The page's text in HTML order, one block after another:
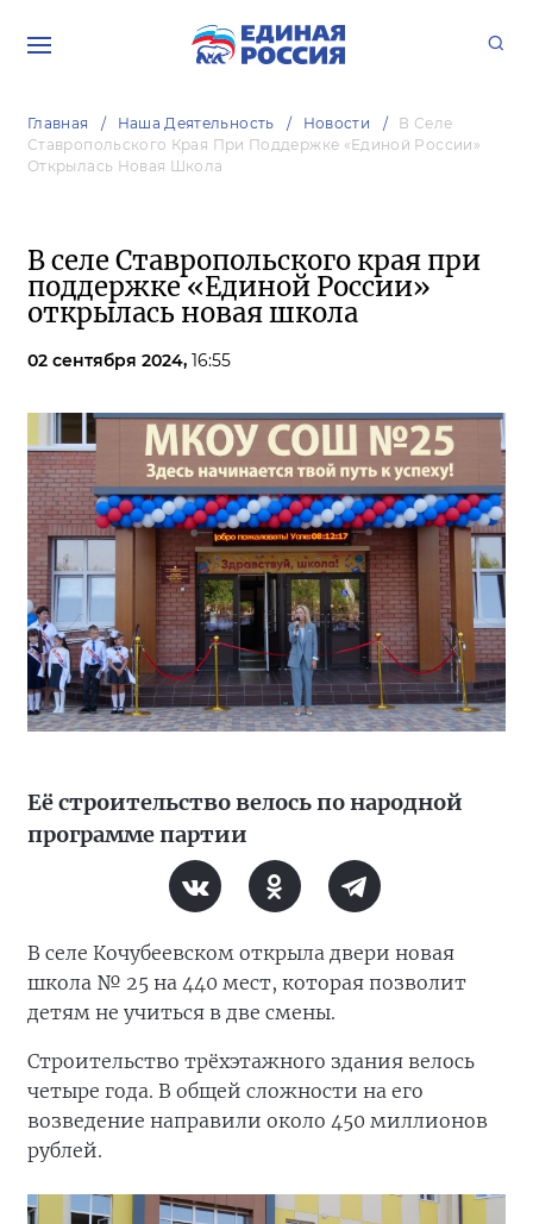
Главная Наша Деятельность Новости
В Селе
Ставропольского Края При Поддержке «Единой России»
Открылась Новая Школа
В селе Ставропольского края при
поддержке «Единой России»
открылась новая школа
02 сентября 2024, 16:55
Её строительство велось по народной
программе партии
В селе Кочубеевском открыла двери новая
школа № 25 на 440 мест, которая позволит
детям не учиться в две смены.
Строительство трёхэтажного здания велось
четыре года. В общей сложности на его
возведение направили около 450 миллионов
рублей.